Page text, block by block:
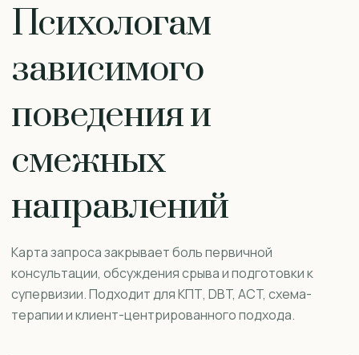
Психологам
зависимого
поведения и
смежных
направлений
Карта запроса закрывает боль первичной
консультации, обсуждения срыва и подготовки к
супервизии. Подходит для КПТ, DBT, ACT, схема-
терапии и клиент-центрированного подхода.